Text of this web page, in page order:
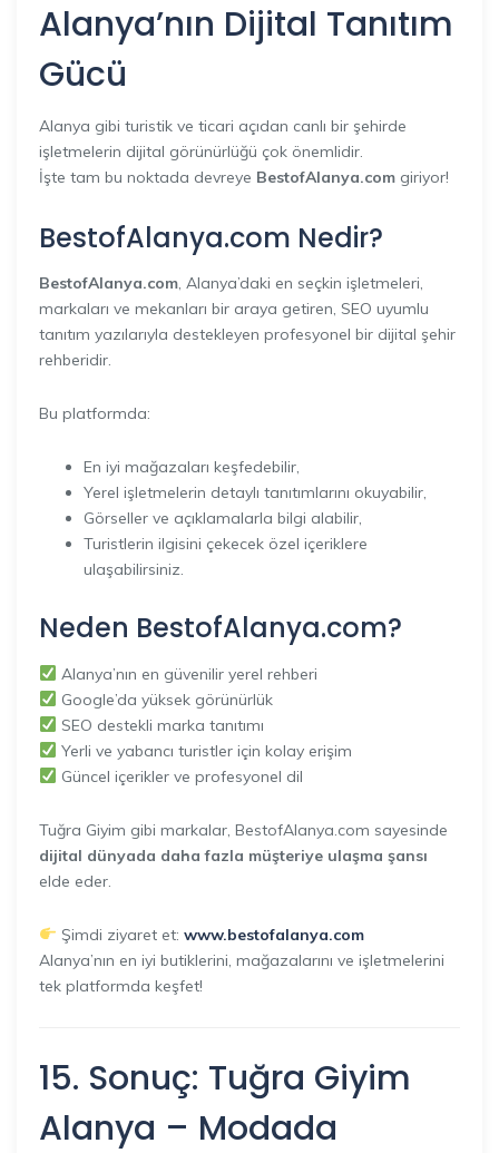
Alanya’nın Dijital Tanıtım
Gücü
Alanya gibi turistik ve ticari açıdan canlı bir şehirde
işletmelerin dijital görünürlüğü çok önemlidir.
İşte tam bu noktada devreye BestofAlanya.com giriyor!
BestofAlanya.com Nedir?
BestofAlanya.com, Alanya’daki en seçkin işletmeleri,
markaları ve mekanları bir araya getiren, SEO uyumlu
tanıtım yazılarıyla destekleyen profesyonel bir dijital şehir
rehberidir.
Bu platformda:
En iyi mağazaları keşfedebilir,
Yerel işletmelerin detaylı tanıtımlarını okuyabilir,
Görseller ve açıklamalarla bilgi alabilir,
Turistlerin ilgisini çekecek özel içeriklere
ulaşabilirsiniz.
Neden BestofAlanya.com?
Alanya’nın en güvenilir yerel rehberi
Google’da yüksek görünürlük
SEO destekli marka tanıtımı
Yerli ve yabancı turistler için kolay erişim
Güncel içerikler ve profesyonel dil
Tuğra Giyim gibi markalar, BestofAlanya.com sayesinde
dijital dünyada daha fazla müşteriye ulaşma şansı
elde eder.
Şimdi ziyaret et: www.bestofalanya.com
Alanya’nın en iyi butiklerini, mağazalarını ve işletmelerini
tek platformda keşfet!
15. Sonuç: Tuğra Giyim
Alanya – Modada